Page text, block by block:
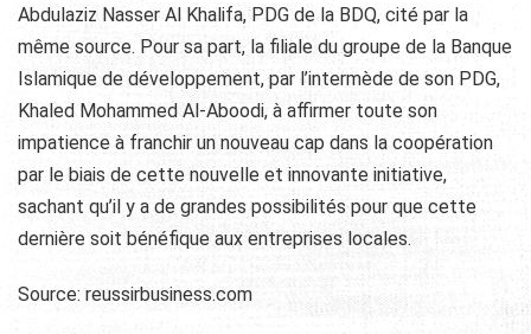
Abdulaziz Nasser Al Khalifa, PDG de la BDQ, cité par la
même source. Pour sa part, la filiale du groupe de la Banque
Islamique de développement, par l’intermède de son PDG,
Khaled Mohammed Al-Aboodi, à affirmer toute son
impatience à franchir un nouveau cap dans la coopération
par le biais de cette nouvelle et innovante initiative,
sachant qu’il y a de grandes possibilités pour que cette
dernière soit bénéfique aux entreprises locales.
Source: reussirbusiness.com